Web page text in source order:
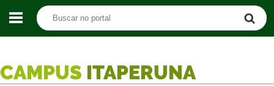
CAMPUS ITAPERUNA